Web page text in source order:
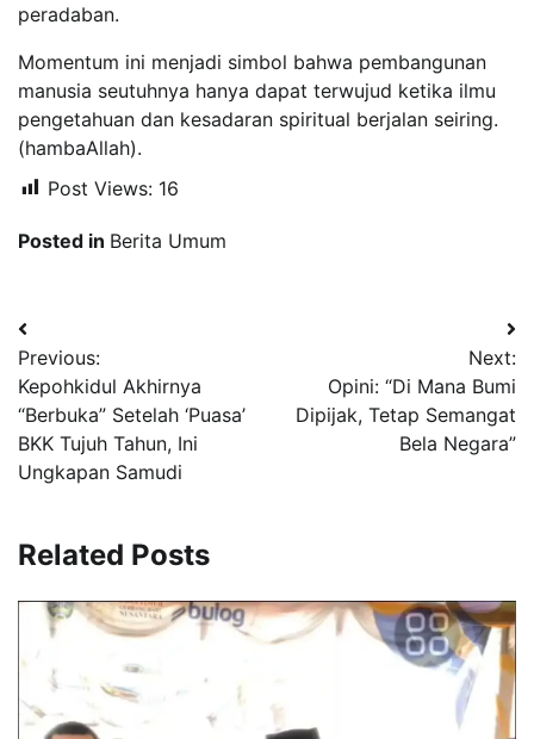
peradaban.
Momentum ini menjadi simbol bahwa pembangunan
manusia seutuhnya hanya dapat terwujud ketika ilmu
pengetahuan dan kesadaran spiritual berjalan seiring.
(hambaAllah).
Post Views: 16
Posted in Berita Umum
Navigasi
pos
Previous:
Kepohkidul Akhirnya
“Berbuka” Setelah ‘Puasa’
BKK Tujuh Tahun, Ini
Ungkapan Samudi
Next:
Opini: “Di Mana Bumi
Dipijak, Tetap Semangat
Bela Negara”
Related Posts